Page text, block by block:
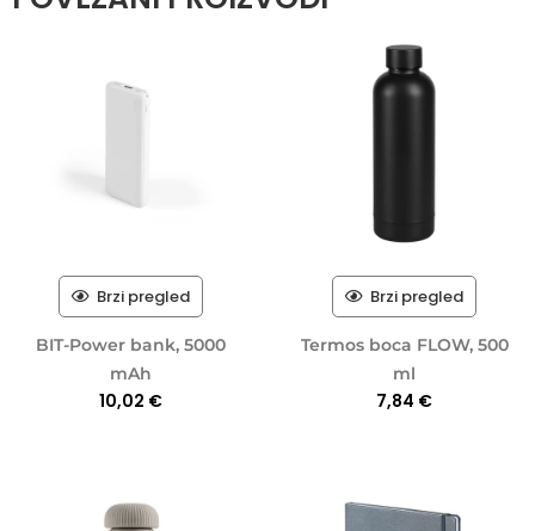
Brzi pregled
BIT-Power bank, 5000
mAh
10,02 €
Brzi pregled
Termos boca FLOW, 500
ml
7,84 €